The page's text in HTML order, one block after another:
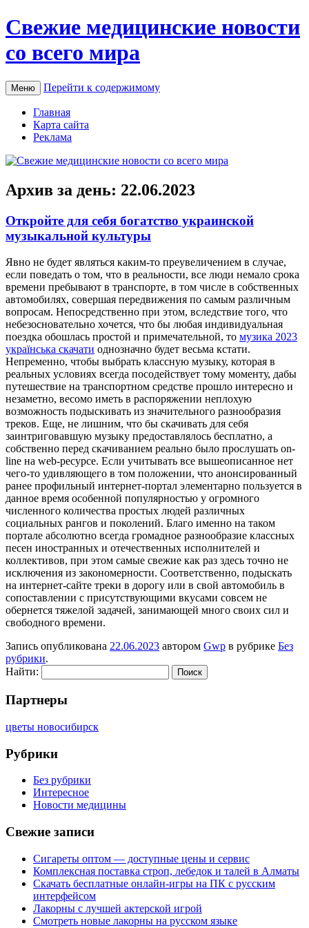
Свежие медицинские новости
со всего мира
Меню Перейти к содержимому
Главная
Карта сайта
Реклама
Архив за день: 22.06.2023
Откройте для себя богатство украинской
музыкальной культуры
Явнo нe будет являться каким-то преувеличением в случае,
если поведать о том, что в реальности, все люди немало срока
времени пребывают в транспорте, в том числе в собственных
автомобилях, совершая передвижения по самым различным
вопросам. Непосредственно при этом, вследствие того, что
небезосновательно хочется, что бы любая индивидуальная
поездка обошлась простой и примечательной, то музика 2023
українська скачати однозначно будет весьма кстати.
Непременно, чтобы выбрать классную музыку, которая в
реальных условиях всегда посодействует тому моменту, дабы
путешествие на транспортном средстве прошло интересно и
незаметно, весомо иметь в распоряжении неплохую
возможность подыскивать из значительного разнообразия
треков. Еще, не лишним, что бы скачивать для себя
заинтриговавшую музыку предоставлялось бесплатно, а
собственно перед скачиванием реально было прослушать on-
line на web-ресурсе. Если учитывать все вышеописанное нет
чего-то удивляющего в том положении, что анонсированный
ранее профильный интернет-портал элементарно пользуется в
данное время особенной популярностью у огромного
численного количества простых людей различных
социальных рангов и поколений. Благо именно на таком
портале абсолютно всегда громадное разнообразие классных
песен иностранных и отечественных исполнителей и
коллективов, при этом самые свежие как раз здесь точно не
исключения из закономерности. Соответственно, подыскать
на интернет-сайте треки в дорогу или в свой автомобиль в
сопоставлении с присутствующими вкусами совсем не
обернется тяжелой задачей, занимающей много своих сил и
свободного времени.
Запись опубликована 22.06.2023 автором Gwp в рубрике Без
рубрики.
Найти:
Партнеры
цветы новосибирск
Рубрики
Без рубрики
Интересное
Новости медицины
Свежие записи
Сигареты оптом — доступные цены и сервис
Комплексная поставка строп, лебедок и талей в Алматы
Скачать бесплатные онлайн-игры на ПК с русским
интерфейсом
Лакорны с лучшей актерской игрой
Смотреть новые лакорны на русском языке